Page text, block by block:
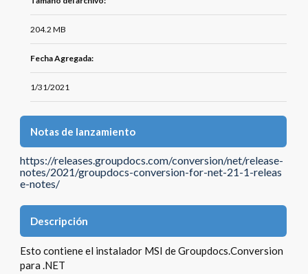
204.2 MB
Fecha Agregada:
1/31/2021
Notas de lanzamiento
https://releases.groupdocs.com/conversion/net/release-
notes/2021/groupdocs-conversion-for-net-21-1-releas
e-notes/
Descripción
Esto contiene el instalador MSI de Groupdocs.Conversion
para .NET